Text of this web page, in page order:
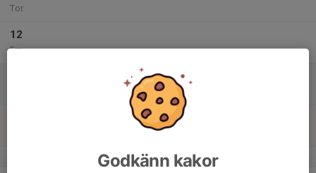
Tor
12
Fre
v.51
Godkänn kakor